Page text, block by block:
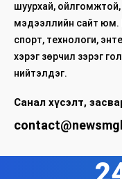
шуурхай, ойлгомжтой,
мэдээллийн сайт юм.
спорт, технологи,
хэрэг зөрчил зэрэг
нийтэлдэг.
Санал хүсэлт,